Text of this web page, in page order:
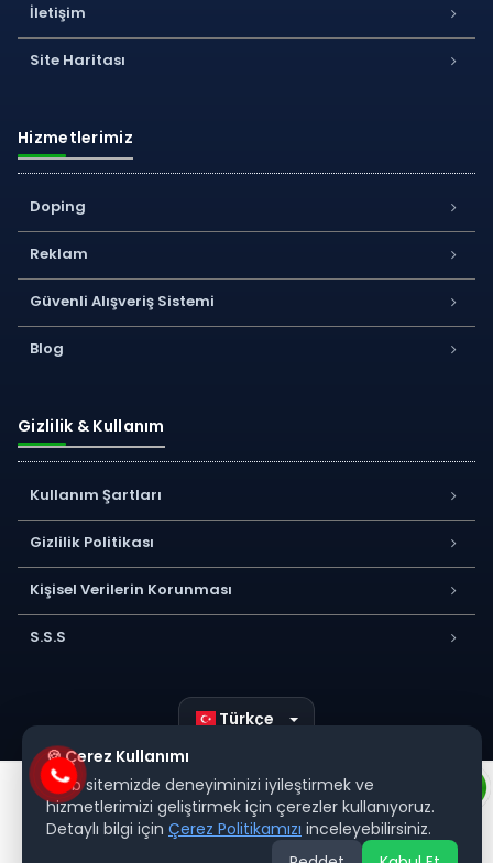
İletişim
Site Haritası
Hizmetlerimiz
Doping
Reklam
Güvenli Alışveriş Sistemi
Blog
Gizlilik & Kullanım
Kullanım Şartları
Gizlilik Politikası
Kişisel Verilerin Korunması
S.S.S
Türkçe
🍪 Çerez Kullanımı
Web sitemizde deneyiminizi iyileştirmek ve
hizmetlerimizi geliştirmek için çerezler kullanıyoruz.
Detaylı bilgi için Çerez Politikamızı inceleyebilirsiniz.